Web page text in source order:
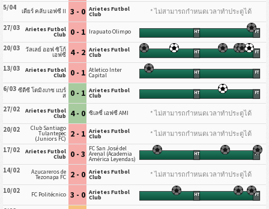
5/04
เดียร์ คลับ เอฟซี II 3 - 0 Arietes Futbol
Club
* ไม่สามารถกำหนดเวลาทำประตูได้
27/03
Arietes Futbol
Club 0 - 1 Irapuato Olimpo HT FT
20/03 วัลเลย์ ออฟ ซิโก้
เอฟซี 4 - 2 Arietes Futbol
Club HT FT
13/03 Arietes Futbol
Club 0 - 1 Atletico Inter
Capital HT FT
6/03 ซีดีซี โดมิงเกซ แบร์
ส 0 - 1 Arietes Futbol
Club HT FT
27/02 Arietes Futbol
Club 4 - 0 ซิเลซี่ เอฟซี AMI
* ไม่สามารถกำหนดเวลาทำประตูได้
20/02
Club Santiago
Tulantepec
(Juniors FC) 2 - 1 Arietes Futbol
Club
* ไม่สามารถกำหนดเวลาทำประตูได้
17/02
Arietes Futbol
Club 0 - 3 FC San José del
Arenal (Academia
América Leyendas)
HT FT
14/02 Azucareros de
Tezonapa FC 2 - 0 Arietes Futbol
Club
* ไม่สามารถกำหนดเวลาทำประตูได้
10/02
FC Politécnico 3 - 0 Arietes Futbol
Club HT FT